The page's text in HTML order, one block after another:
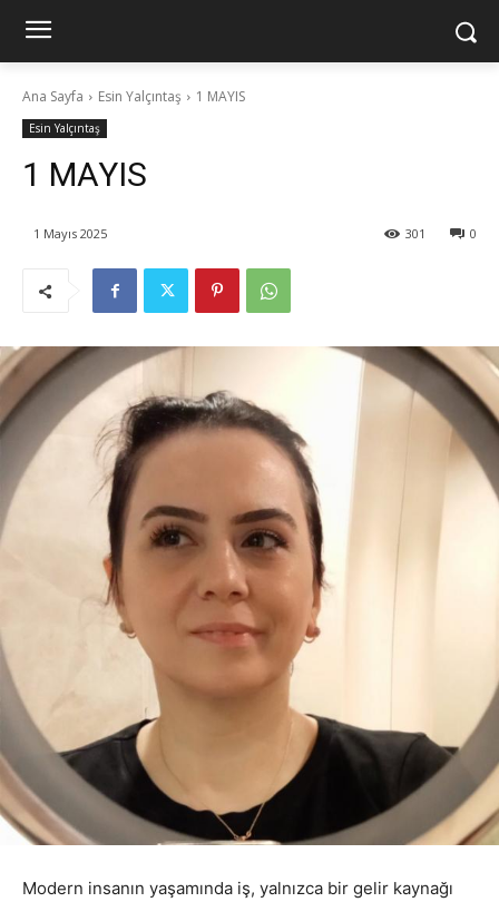
Ana Sayfa Esin Yalçıntaş 1 MAYIS
Esin Yalçıntaş
1 MAYIS
1 Mayıs 2025 0
301
Modern insanın yaşamında iş, yalnızca bir gelir kaynağı